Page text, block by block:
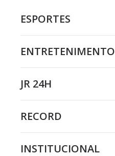
ESPORTES
ENTRETENIMENTO
JR 24H
RECORD
INSTITUCIONAL